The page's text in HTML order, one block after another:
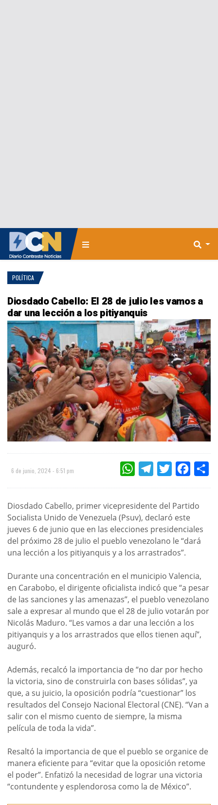
POLÍTICA
Diosdado Cabello: El 28 de julio les vamos a
dar una lección a los pitiyanquis
6 de junio, 2024 - 6:51 pm WHATSAPPTELEGRAMTWITTER
Diosdado Cabello, primer vicepresidente del Partido
Socialista Unido de Venezuela (Psuv), declaró este
jueves 6 de junio que en las elecciones presidenciales
del próximo 28 de julio el pueblo venezolano le “dará
una lección a los pitiyanquis y a los arrastrados”.
Durante una concentración en el municipio Valencia,
en Carabobo, el dirigente oficialista indicó que “a pesar
de las sanciones y las amenazas”, el pueblo venezolano
sale a expresar al mundo que el 28 de julio votarán por
Nicolás Maduro. “Les vamos a dar una lección a los
pitiyanquis y a los arrastrados que ellos tienen aquí”,
auguró.
Además, recalcó la importancia de “no dar por hecho
la victoria, sino de construirla con bases sólidas”, ya
que, a su juicio, la oposición podría “cuestionar” los
resultados del Consejo Nacional Electoral (CNE). “Van a
salir con el mismo cuento de siempre, la misma
película de toda la vida”.
Resaltó la importancia de que el pueblo se organice de
manera eficiente para “evitar que la oposición retome
el poder”. Enfatizó la necesidad de lograr una victoria
“contundente y esplendorosa como la de México”.